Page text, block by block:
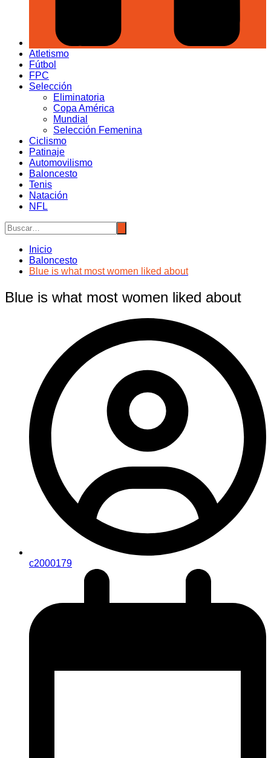
Atletismo
Fútbol
FPC
Selección
Eliminatoria
Copa América
Mundial
Selección Femenina
Ciclismo
Patinaje
Automovilismo
Baloncesto
Tenis
Natación
NFL
Inicio
Baloncesto
Blue is what most women liked about
Blue is what most women liked about
c2000179